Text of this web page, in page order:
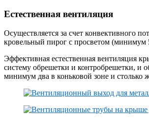
Естественная вентиляция
Осуществляется за счет конвективного
кровельный пирог с просветом
Эффективная естественная вентиляция
систему обрешетки и контробрешетки, и
минимум два в коньковой зоне и столько